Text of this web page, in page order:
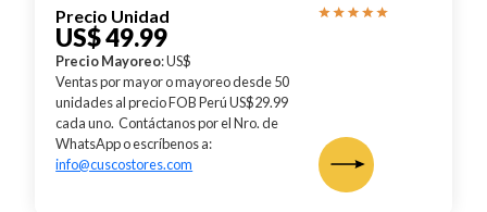
Precio Unidad
US$ 49.99
Precio Mayoreo: US$
Ventas por mayor o mayoreo desde 50
unidades al precio FOB Perú US$29.99
cada uno. Contáctanos por el Nro. de
WhatsApp o escríbenos a:
info@cuscostores.com